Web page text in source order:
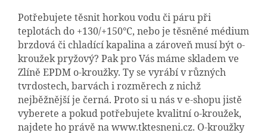
Potřebujete těsnit horkou vodu či páru při
teplotách do +130/+150°C, nebo je těsněné médium
brzdová či chladící kapalina a zároveň musí být o-
kroužek pryžový? Pak pro Vás máme skladem ve
Zlíně EPDM o-kroužky. Ty se vyrábí v různých
tvrdostech, barvách i rozměrech z nichž
nejběžnější je černá. Proto si u nás v e-shopu jistě
vyberete a pokud potřebujete kvalitní o-kroužek,
najdete ho právě na www.tktesneni.cz. O-kroužky